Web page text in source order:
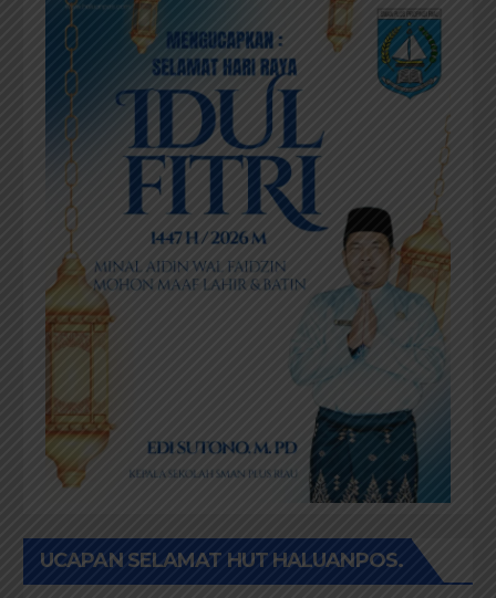
UCAPAN SELAMAT HUT HALUANPOS.